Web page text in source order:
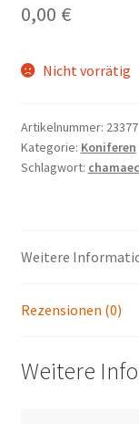
0,00 €
Nicht vorrätig
Artikelnummer: 23377
Kategorie: Koniferen
Schlagwort:
Weitere
Rezensionen (0)
Weitere